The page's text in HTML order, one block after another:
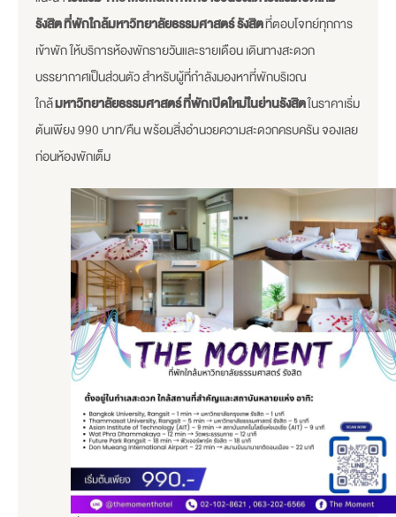
รังสิตที่พักใกล้มหาวิทยาลัยธรรมศาสตร์ รังสิตที่ตอบโจทย์ทุกการ
เข้าพัก ให้บริการห้องพักรายวันและรายเดือน เดินทางสะดวก
บรรยากาศเป็นส่วนตัว สำหรับผู้ที่กำลังมองหาที่พักบริเวณ
ใกล้มหาวิทยาลัยธรรมศาสตร์ที่พักเปิดใหม่ในย่านรังสิตในราคาเริ่ม
ต้นเพียง 990 บาท/คืน พร้อมสิ่งอำนวยความสะดวกครบครัน จองเลย
ก่อนห้องพักเต็ม